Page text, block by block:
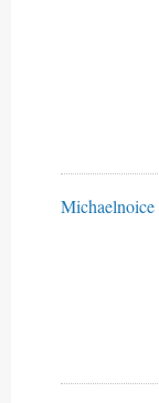
Michaelnoice